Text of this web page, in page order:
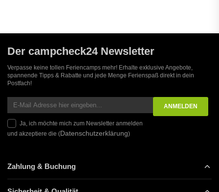
Der campcheck24 Newsletter
Verpasse keine tollen Feriencamps mehr! Erhalte exklusive Angebote,
spannende Tipps & Rabatte und jede Menge Ferienspaß direkt in dein
Postfach!
Ja, ich möchte mich zum Newsletter anmelden
und akzeptiere die (Datenschutzerklärung)
Zahlung & Buchung